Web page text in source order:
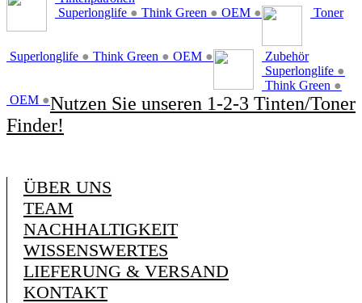
Superlonglife ● Think Green ● OEM ● Toner
Superlonglife ● Think Green ● OEM ●
Zubehör
Superlonglife ●
Think Green ●
OEM ●Nutzen Sie unseren 1-2-3 Tinten/Toner
Finder!
ÜBER UNS
TEAM
NACHHALTIGKEIT
WISSENSWERTES
LIEFERUNG & VERSAND
KONTAKT